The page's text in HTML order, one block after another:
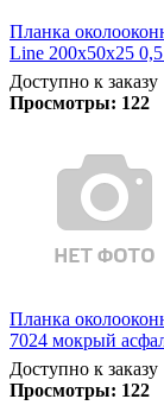
Планка
Line 200х50х25
Доступно к заказу
Просмотры: 122
Планка
7024 мокрый
Доступно к заказу
Просмотры: 122